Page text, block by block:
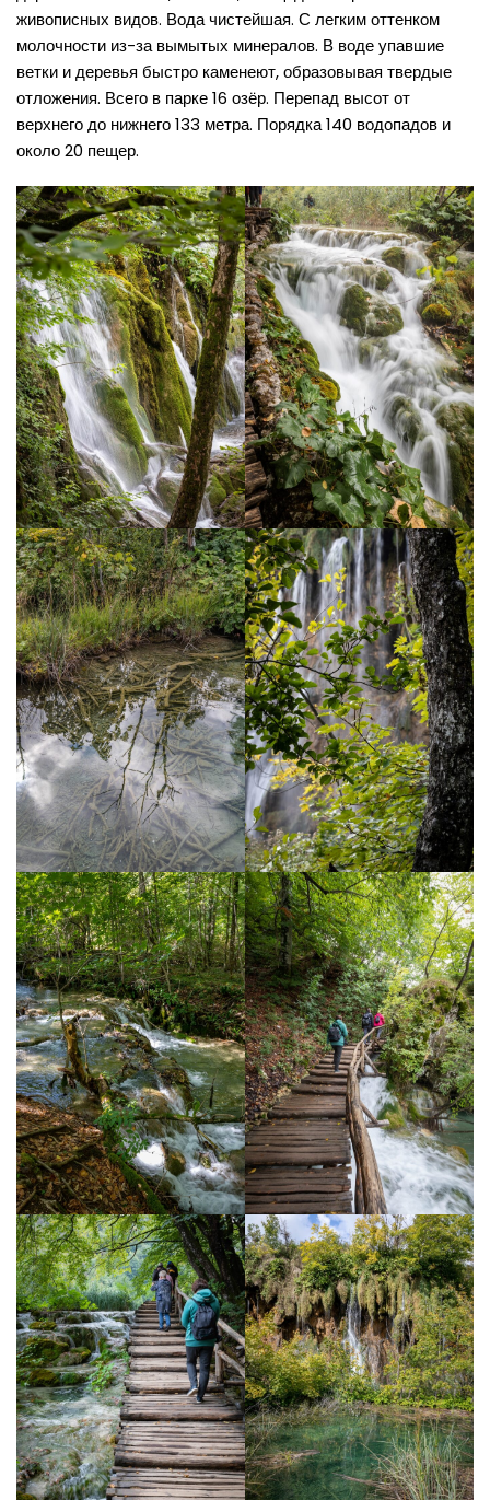
живописных видов. Вода чистейшая. С легким оттенком
молочности из-за вымытых минералов. В воде упавшие
ветки и деревья быстро каменеют, образовывая твердые
отложения. Всего в парке 16 озёр. Перепад высот от
верхнего до нижнего 133 метра. Порядка 140 водопадов и
около 20 пещер.